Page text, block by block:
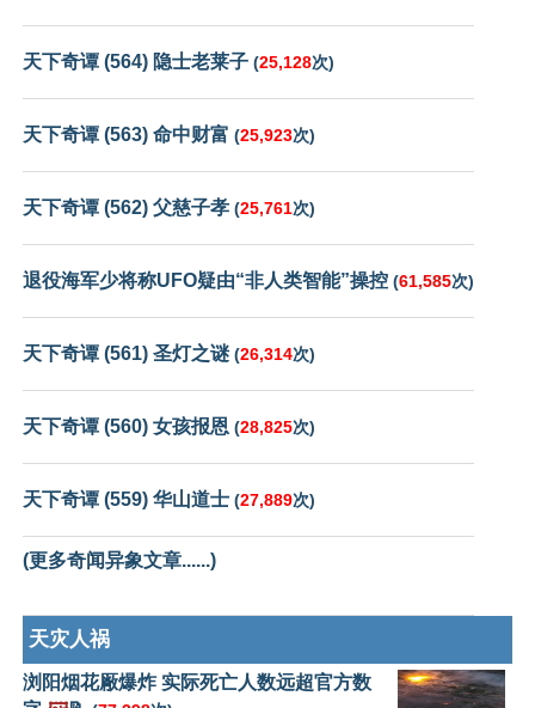
天下奇谭 (564) 隐士老莱子 (25,128次)
天下奇谭 (563) 命中财富 (25,923次)
天下奇谭 (562) 父慈子孝 (25,761次)
退役海军少将称UFO疑由“非人类智能”操控 (61,585次)
天下奇谭 (561) 圣灯之谜(26,314次)
天下奇谭 (560) 女孩报恩 (28,825次)
天下奇谭 (559) 华山道士 (27,889次)
(更多奇闻异象文章......)
天灾人祸
浏阳烟花厰爆炸 实际死亡人数远超官方数